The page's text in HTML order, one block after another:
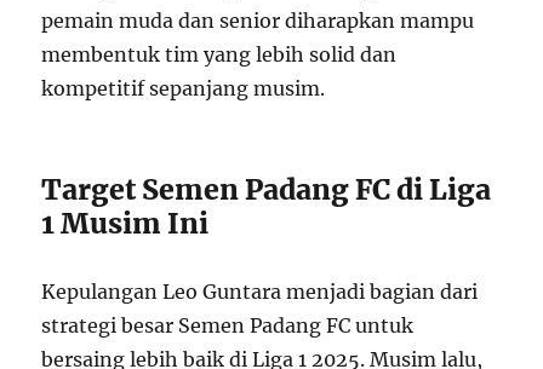
pemain muda dan senior diharapkan mampu
membentuk tim yang lebih solid dan
kompetitif sepanjang musim.
Target Semen Padang FC di Liga
1 Musim Ini
Kepulangan Leo Guntara menjadi bagian dari
strategi besar Semen Padang FC untuk
bersaing lebih baik di Liga 1 2025. Musim lalu,